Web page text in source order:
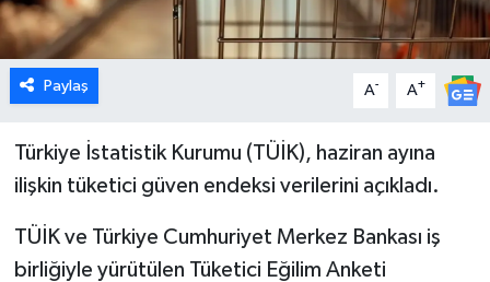
Paylaş A- A+
Türkiye İstatistik Kurumu (TÜİK), haziran ayına
ilişkin tüketici güven endeksi verilerini açıkladı.
TÜİK ve Türkiye Cumhuriyet Merkez Bankası iş
birliğiyle yürütülen Tüketici Eğilim Anketi
Gediz
Genel
Gündem
İlçeler